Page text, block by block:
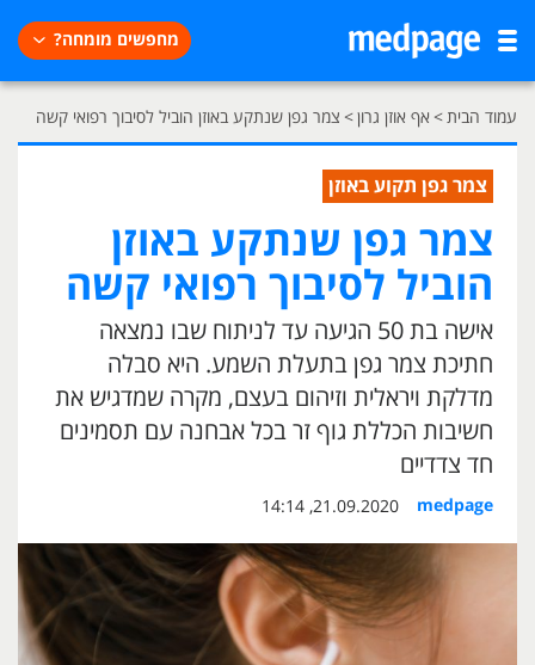
מחפשים מומחה?
עמוד הבית> אף אוזן גרון> צמר גפן שנתקע באוזן הוביל לסיבוך רפואי קשה
צמר גפן תקוע באוזן
צמר גפן שנתקע באוזן
הוביל לסיבוך רפואי קשה
אישה בת 50 הגיעה עד לניתוח שבו נמצאה
חתיכת צמר גפן בתעלת השמע. היא סבלה
מדלקת ויראלית וזיהום בעצם, מקרה שמדגיש את
חשיבות הכללת גוף זר בכל אבחנה עם תסמינים
חד צדדיים
medpage
21.09.2020, 14:14